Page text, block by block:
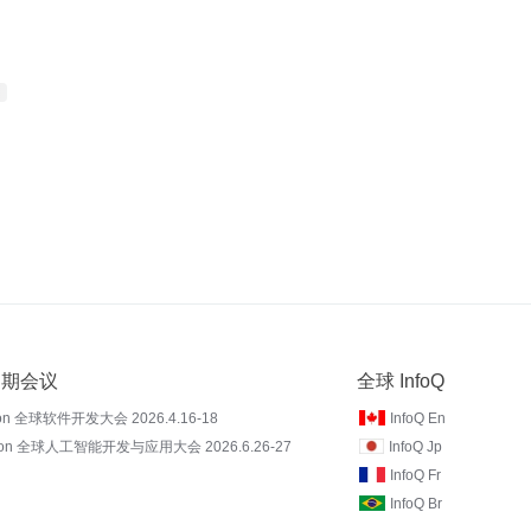
会议
全球软件开发大会 2026.4.16-18
全球人工智能开发与应用大会 2026.6.26-27
全球 InfoQ
InfoQ En
InfoQ Jp
InfoQ Fr
InfoQ Br